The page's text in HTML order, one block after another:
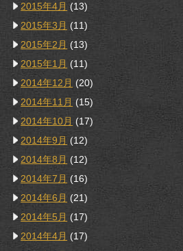
2015年4月 (13)
2015年3月 (11)
2015年2月 (13)
2015年1月 (11)
2014年12月 (20)
2014年11月 (15)
2014年10月 (17)
2014年9月 (12)
2014年8月 (12)
2014年7月 (16)
2014年6月 (21)
2014年5月 (17)
2014年4月 (17)